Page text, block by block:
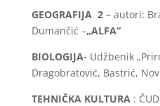
GEOGRAFIJA 2– autori:
Dumančić –„ALFA“
BIOLOGIJA- Udžbenik
Dragobratović, Bastrić,
TEHNIČKA KULTURA: